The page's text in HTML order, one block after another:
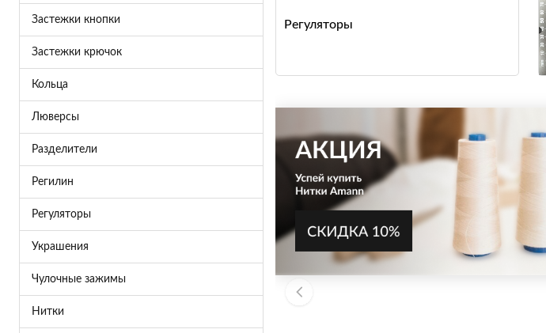
Застежки кнопки
Застежки крючок
Кольца
Люверсы
Разделители
Регилин
Регуляторы
Украшения
Чулочные зажимы
Нитки
Регуляторы